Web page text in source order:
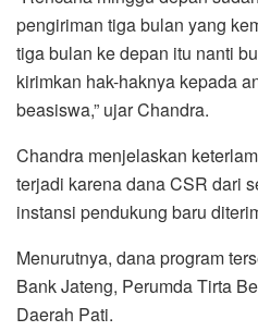
pengiriman tiga bulan yang
tiga bulan ke depan itu nanti
kirimkan hak-haknya kepada
beasiswa,” ujar Chandra.
Chandra menjelaskan
terjadi karena dana CSR dari
instansi pendukung baru
Menurutnya, dana program
Bank Jateng, Perumda Tirta
Daerah Pati.